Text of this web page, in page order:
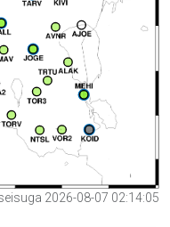
2026-08-07 02:14:05